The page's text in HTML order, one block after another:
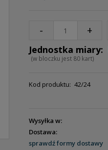
- +
(w bloczku jest 80 kart)
Kod produktu: 42/24
Wysyłka w:
Dostawa:
sprawdź formy dostawy